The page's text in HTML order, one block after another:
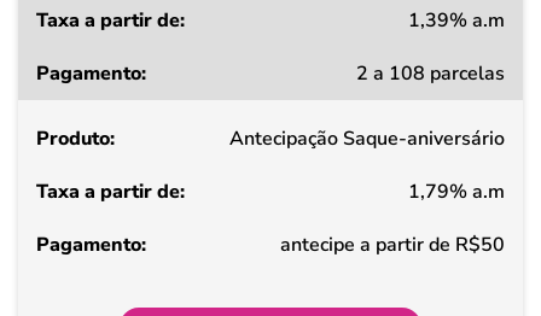
a
de
Pagamento
1,39% a.m
2 a 108 parcelas
Antecipação Saque-aniversário
1,79% a.m
antecipe a partir de R$50